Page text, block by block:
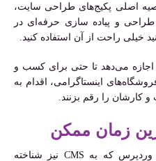
اصلی پکیج‌های طراحی سایت،
و پیاده سازی حرفه‌ای در
خیلی راحت از آن استفاده کنید.
اجازه می‌دهد تا حتی برای کسب و
اینستاگرامی، اقدام به
را رقم بزنند.
سیستم‌های مدیریت محتوایی مثل وردپرس که به CMS نیز شناخته